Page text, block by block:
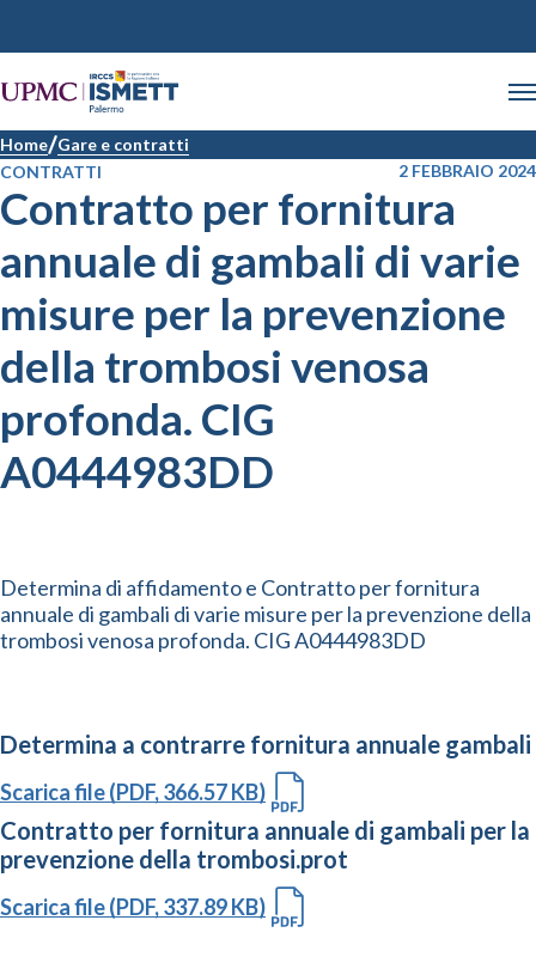
Home Gare e contratti
CONTRATTI
2 FEBBRAIO 2024
Contratto per fornitura
annuale di gambali di varie
misure per la prevenzione
della trombosi venosa
profonda. CIG
A0444983DD
Determina di affidamento e Contratto per fornitura
annuale di gambali di varie misure per la prevenzione della
trombosi venosa profonda. CIG A0444983DD
Determina a contrarre fornitura annuale gambali
Scarica file (PDF, 366.57 KB)
Contratto per fornitura annuale di gambali per la
prevenzione della trombosi.prot
Scarica file (PDF, 337.89 KB)